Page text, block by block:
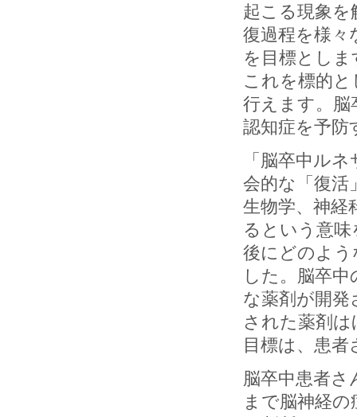
起こる現象を
復過程を様々
を目標とし
これを標的
行えます。脳
認知症を予防
「脳卒中ル
会的な「復活
生物学、神経
るという意
後にどのよ
した。脳卒
な薬剤が開
された薬剤
目標は、患
脳卒中患者
まで脳神経